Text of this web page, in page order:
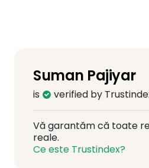
Suman Pajiyar
is verified by
Vă garantăm că toate
reale.
Ce este Trustindex?